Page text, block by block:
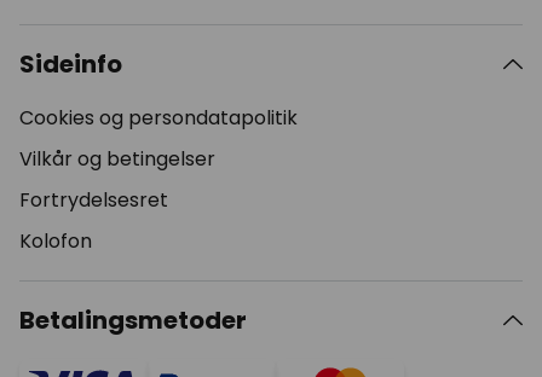
Sideinfo
Cookies og persondatapolitik
Vilkår og betingelser
Fortrydelsesret
Kolofon
Betalingsmetoder